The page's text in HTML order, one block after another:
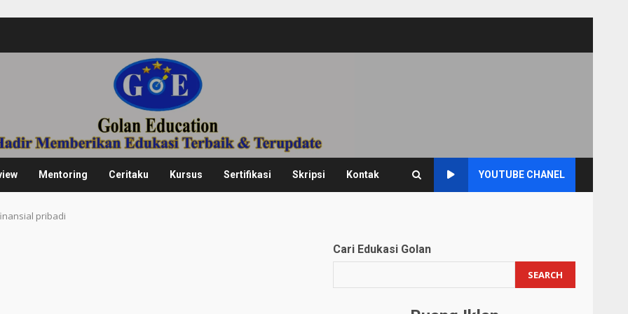
Mentoring Ceritaku Kursus Sertifikasi Skripsi Kontak YOUTUBE CHANEL
pribadi
Cari Edukasi Golan
SEARCH